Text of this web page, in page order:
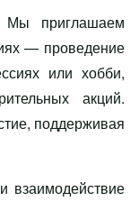
Мы приглашаем
— проведение
или хобби,
акций.
поддерживая
взаимодействие